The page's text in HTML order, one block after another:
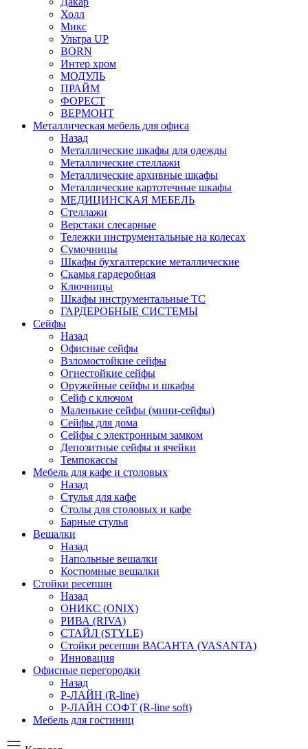
Холл
Микс
Ультра UP
BORN
Интер хром
МОДУЛЬ
ПРАЙМ
ФОРЕСТ
ВЕРМОНТ
Металлическая мебель для офиса
Назад
Металлические шкафы для одежды
Металлические стеллажи
Металлические архивные шкафы
Металлические картотечные шкафы
МЕДИЦИНСКАЯ МЕБЕЛЬ
Стеллажи
Верстаки слесарные
Тележки инструментальные на колесах
Сумочницы
Шкафы бухгалтерские металлические
Скамья гардеробная
Ключницы
Шкафы инструментальные ТС
ГАРДЕРОБНЫЕ СИСТЕМЫ
Сейфы
Назад
Офисные сейфы
Взломостойкие сейфы
Огнестойкие сейфы
Оружейные сейфы и шкафы
Сейф с ключом
Маленькие сейфы (мини-сейфы)
Сейфы для дома
Сейфы с электронным замком
Депозитные сейфы и ячейки
Темпокассы
Мебель для кафе и столовых
Назад
Стулья для кафе
Столы для столовых и кафе
Барные стулья
Вешалки
Назад
Напольные вешалки
Костюмные вешалки
Стойки ресепшн
Назад
ОНИКС (ONIX)
РИВА (RIVA)
СТАЙЛ (STYLE)
Стойки ресепшн ВАСАНТА (VASANTA)
Инновация
Офисные перегородки
Назад
Р-ЛАЙН (R-line)
Р-ЛАЙН СОФТ (R-line soft)
Мебель для гостиниц